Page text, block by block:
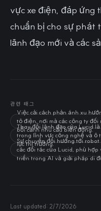
vực xe điện, đáp ứng
chuẩn bị cho sự phát
lãnh đạo mới và các
관련 태그
Việc cải cách phản ánh xu
tô điện, nơi mà các công ty
bối cảnh nhu cầu biến động.
Thay đổi lãnh đạo của Lucid
trong lĩnh vực công nghệ và ô
lực thị trường.
Sự chuyển đổi hướng tới
các đối tác của Lucid, phù
triển trong AI và giải pháp di
Last updated: 2/7/2026